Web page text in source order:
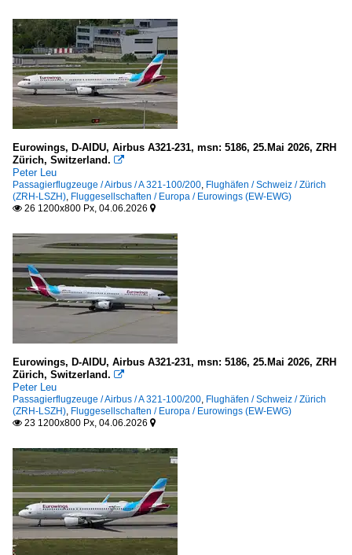
Eurowings, D-AIDU, Airbus A321-231, msn: 5186, 25.Mai 2026, ZRH
Zürich, Switzerland. 
Peter Leu
Passagierflugzeuge / Airbus / A 321-100/200, Flughäfen / Schweiz / Zürich
(ZRH-LSZH), Fluggesellschaften / Europa / Eurowings (EW-EWG)
 26 1200x800 Px, 04.06.2026 
Eurowings, D-AIDU, Airbus A321-231, msn: 5186, 25.Mai 2026, ZRH
Zürich, Switzerland. 
Peter Leu
Passagierflugzeuge / Airbus / A 321-100/200, Flughäfen / Schweiz / Zürich
(ZRH-LSZH), Fluggesellschaften / Europa / Eurowings (EW-EWG)
 23 1200x800 Px, 04.06.2026 